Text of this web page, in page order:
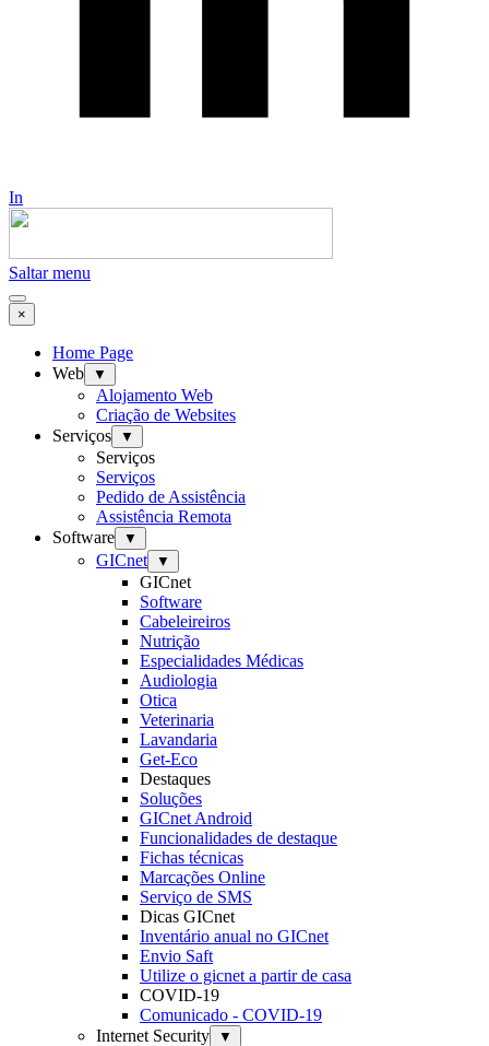
In
Saltar menu
×
Home Page
Web
▼
Alojamento Web
Criação de Websites
Serviços
▼
Serviços
Serviços
Pedido de Assistência
Assistência Remota
Software
▼
GICnet ▼
GICnet
Software
Cabeleireiros
Nutrição
Especialidades Médicas
Audiologia
Otica
Veterinaria
Lavandaria
Get-Eco
Destaques
Soluções
GICnet Android
Funcionalidades de destaque
Fichas técnicas
Marcações Online
Serviço de SMS
Dicas GICnet
Inventário anual no GICnet
Envio Saft
Utilize o gicnet a partir de casa
COVID-19
Comunicado - COVID-19
Internet Security
▼